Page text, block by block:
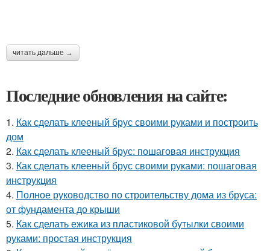
читать дальше →
Последние обновления на сайте:
1. Как сделать клееный брус своими руками и построить
дом
2. Как сделать клееный брус: пошаговая инструкция
3. Как сделать клееный брус своими руками: пошаговая
инструкция
4. Полное руководство по строительству дома из бруса:
от фундамента до крыши
5. Как сделать ежика из пластиковой бутылки своими
руками: простая инструкция